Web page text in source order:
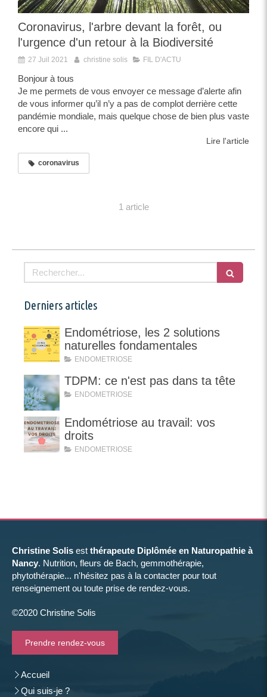
Coronavirus, l'arbre devant la forêt, ou
l'urgence d'un retour à la Biodiversité
27 Juil 2021 christine solis FIL D'ACTU
Bonjour à tous
Je me permets de vous envoyer ce message d’alerte afin
de vous informer qu’il n’y a pas de complot derrière cette
pandémie mondiale, mais quelque chose de bien plus vaste
encore qui ...
Lire l'article
coronavirus
1 article
Rechercher
Derniers articles
Endométriose, les 2 solutions
naturelles fondamentales
ENDOMETRIOSE
TDPM: ce n'est pas dans ta tête
ENDOMETRIOSE
Endométriose au travail: vos
droits
ENDOMETRIOSE
Christine Solis est thérapeute Diplômée en Naturopathie à
Nancy. Nutrition, fleurs de Bach, gemmothérapie,
phytothérapie... n'hésitez pas à la contacter pour tout
renseignement ou toute prise de rendez-vous.
©2020 Christine Solis
Prendre rendez-vous
Accueil
Qui suis-je ?